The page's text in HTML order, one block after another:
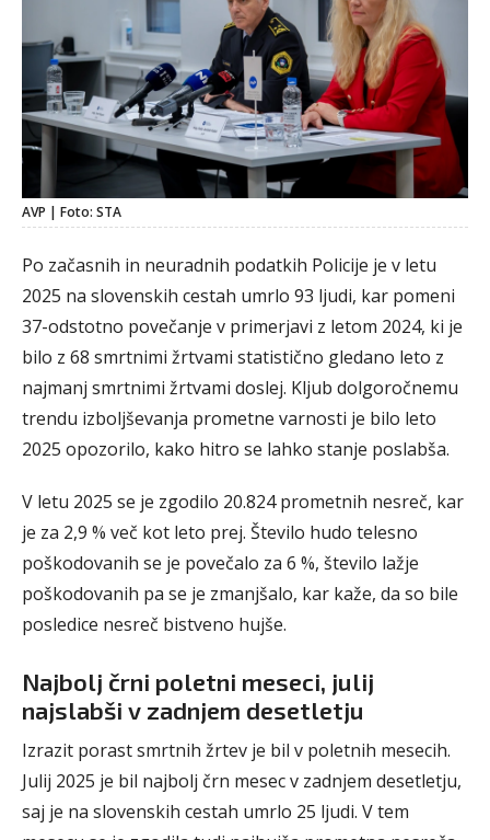
AVP | Foto: STA
Po začasnih in neuradnih podatkih Policije je v letu
2025 na slovenskih cestah umrlo 93 ljudi, kar pomeni
37-odstotno povečanje v primerjavi z letom 2024, ki je
bilo z 68 smrtnimi žrtvami statistično gledano leto z
najmanj smrtnimi žrtvami doslej. Kljub dolgoročnemu
trendu izboljševanja prometne varnosti je bilo leto
2025 opozorilo, kako hitro se lahko stanje poslabša.
V letu 2025 se je zgodilo 20.824 prometnih nesreč, kar
je za 2,9 % več kot leto prej. Število hudo telesno
poškodovanih se je povečalo za 6 %, število lažje
poškodovanih pa se je zmanjšalo, kar kaže, da so bile
posledice nesreč bistveno hujše.
Najbolj črni poletni meseci, julij
najslabši v zadnjem desetletju
Izrazit porast smrtnih žrtev je bil v poletnih mesecih.
Julij 2025 je bil najbolj črn mesec v zadnjem desetletju,
saj je na slovenskih cestah umrlo 25 ljudi. V tem